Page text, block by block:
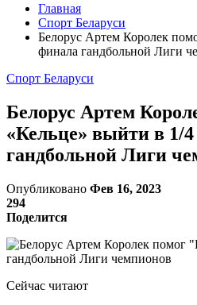
Главная
Спорт Беларуси
Белорус Артем Королек
финала гандбольной Лиги
Спорт Беларуси
Белорус Артем
«Кельце» выйти в 1/
гандбольной Лиги
Опубликовано Фев 16, 2023
294
Поделится
Сейчас читают